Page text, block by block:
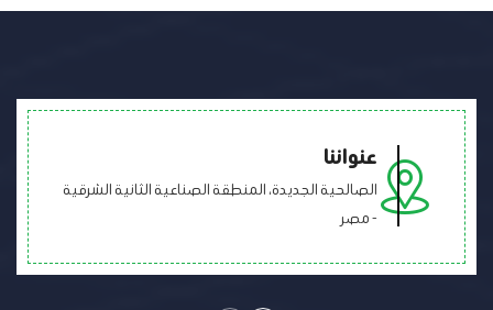
عنواننا
الصالحية الجديدة، المنطقة الصناعية الثانية الشرقية
- مصر